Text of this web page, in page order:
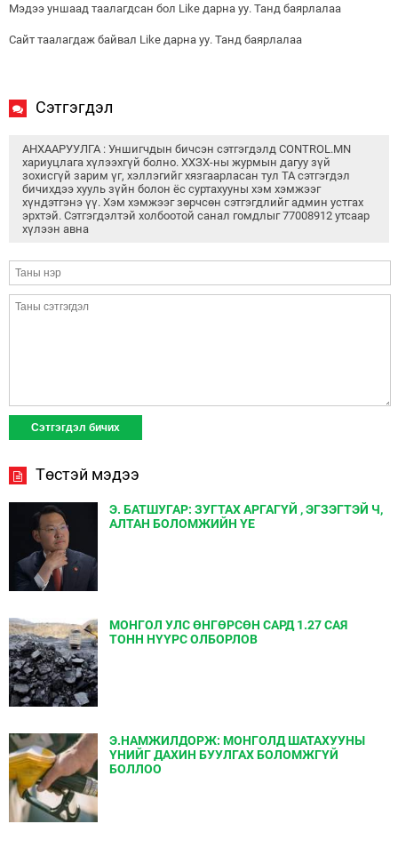
Мэдээ уншаад таалагдсан бол Like дарна уу. Танд баярлалаа
Сайт таалагдаж байвал Like дарна уу. Танд баярлалаа
Сэтгэгдэл
АНХААРУУЛГА : Уншигчдын бичсэн сэтгэгдэлд CONTROL.MN
хариуцлага хүлээхгүй болно. ХХЗХ-ны журмын дагуу зүй
зохисгүй зарим үг, хэллэгийг хязгаарласан тул ТА сэтгэгдэл
бичихдээ хууль зүйн болон ёс суртахууны хэм хэмжээг
хүндэтгэнэ үү. Хэм хэмжээг зөрчсөн сэтгэгдлийг админ устгах
эрхтэй. Сэтгэгдэлтэй холбоотой санал гомдлыг 77008912 утсаар
хүлээн авна
Төстэй мэдээ
Э. БАТШУГАР: ЗУГТАХ АРГАГҮЙ , ЭГЗЭГТЭЙ Ч,
АЛТАН БОЛОМЖИЙН ҮЕ
МОНГОЛ УЛС ӨНГӨРСӨН САРД 1.27 САЯ
ТОНН НҮҮРС ОЛБОРЛОВ
Э.НАМЖИЛДОРЖ: МОНГОЛД ШАТАХУУНЫ
ҮНИЙГ ДАХИН БУУЛГАХ БОЛОМЖГҮЙ
БОЛЛОО